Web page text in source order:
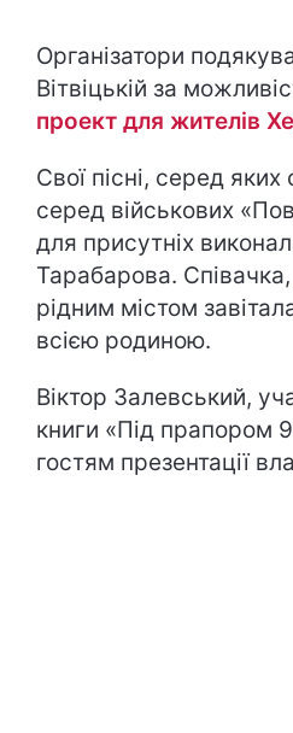
Організатори
Вітвіцькій за
проект для жителів
Свої пісні, серед яких
серед військових
для присутніх
Тарабарова.
рідним містом
всією родиною.
Віктор Залевський,
книги «Під прапором
гостям презентації